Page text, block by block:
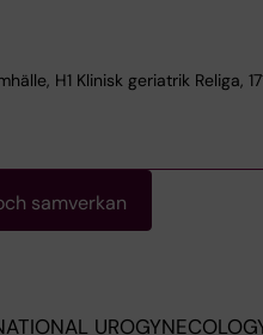
H1 Klinisk geriatrik Religa,
samverkan